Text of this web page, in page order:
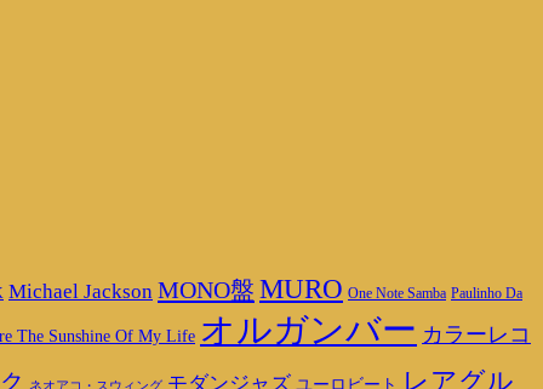
Michael Jackson MONO盤 MURO One Note Samba Paulinho Da
The Sunshine Of My Life オルガンバー カラーレコ
ネオアコ・スウィング モダンジャズ ユーロビート レアグル